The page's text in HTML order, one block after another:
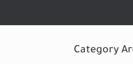
Category